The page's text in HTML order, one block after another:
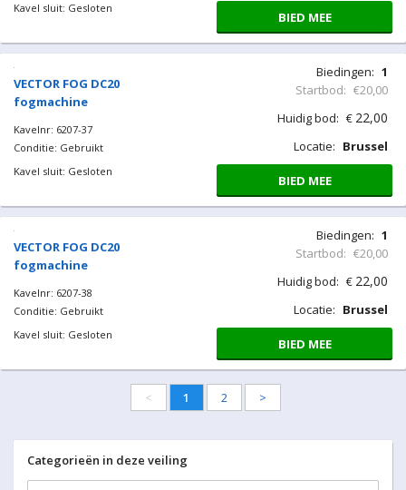
Kavel sluit: Gesloten
BIED MEE
VECTOR FOG DC20
fogmachine
Kavelnr: 6207-37
Conditie: Gebruikt
Kavel sluit: Gesloten
Biedingen: 1
Startbod: €20,00
Huidig bod: € 22,00
Locatie: Brussel
BIED MEE
VECTOR FOG DC20
fogmachine
Kavelnr: 6207-38
Conditie: Gebruikt
Kavel sluit: Gesloten
Biedingen: 1
Startbod: €20,00
Huidig bod: € 22,00
Locatie: Brussel
BIED MEE
< 1 2 >
Categorieën in deze veiling